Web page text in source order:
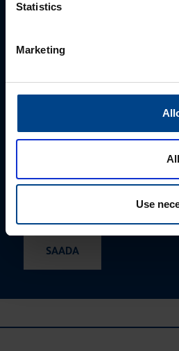
Statistics
Marketing
Use
isikuandmeid salvestada ja